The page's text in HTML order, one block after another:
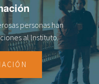
personas han
al lnstituto.